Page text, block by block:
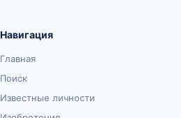
Навигация
Главная
Поиск
Известные личности